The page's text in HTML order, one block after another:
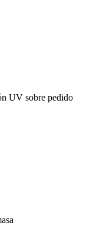
UV sobre pedido